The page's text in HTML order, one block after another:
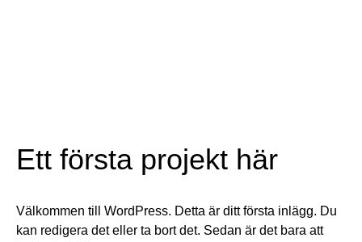
Ett första projekt här
Välkommen till WordPress. Detta är ditt första inlägg. Du
kan redigera det eller ta bort det. Sedan är det bara att